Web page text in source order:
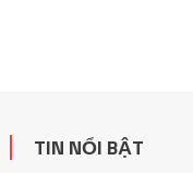
TIN NỔI BẬT